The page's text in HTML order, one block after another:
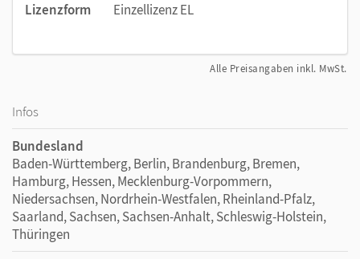
Lizenzform
Einzellizenz EL
Alle Preisangaben inkl. MwSt.
Infos
Bundesland
Baden-Württemberg, Berlin, Brandenburg, Bremen,
Hamburg, Hessen, Mecklenburg-Vorpommern,
Niedersachsen, Nordrhein-Westfalen, Rheinland-Pfalz,
Saarland, Sachsen, Sachsen-Anhalt, Schleswig-Holstein,
Thüringen